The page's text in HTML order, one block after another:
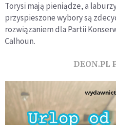
Torysi mają pieniądze, a
przyspieszone wybory są
rozwiązaniem dla Partii
Calhoun.
DEON.PL